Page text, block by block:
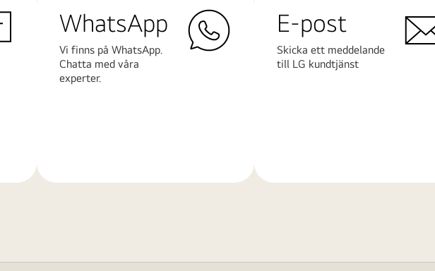
WhatsApp
Vi finns på WhatsApp.
Chatta med våra
experter.
E-post
Skicka ett meddelande
till LG kundtjänst